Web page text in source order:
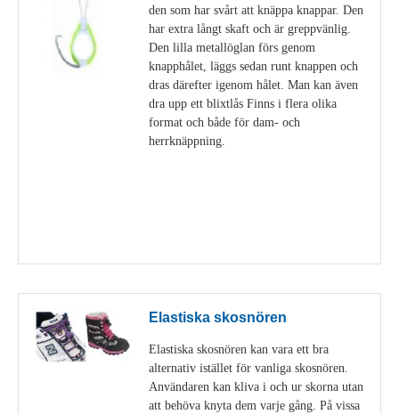
den som har svårt att knäppa knappar. Den
har extra långt skaft och är greppvänlig.
Den lilla metallöglan förs genom
knapphålet, läggs sedan runt knappen och
dras därefter igenom hålet. Man kan även
dra upp ett blixtlås Finns i flera olika
format och både för dam- och
herrknäppning.
Elastiska skosnören
Elastiska skosnören kan vara ett bra
alternativ istället för vanliga skosnören.
Användaren kan kliva i och ur skorna utan
att behöva knyta dem varje gång. På vissa